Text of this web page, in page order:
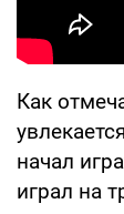
Как
начал
играл на